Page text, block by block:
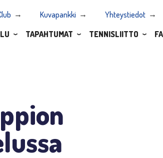
Kuvapankki Yhteystiedot
TAPAHTUMAT TENNISLIITTO